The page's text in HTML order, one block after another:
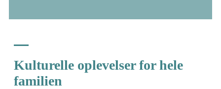
Kulturelle oplevelser for hele
familien